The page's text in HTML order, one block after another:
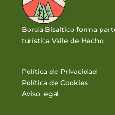
Borda Bisaltico forma
turística Valle de Hecho
Política de Privacidad
Política de Cookies
Aviso legal